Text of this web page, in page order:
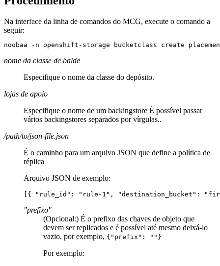
Na interface da linha de comandos do MCG, execute o comando a
seguir:
noobaa -n openshift-storage bucketclass create
nome da classe de balde
Especifique o nome da classe do depósito.
lojas de apoio
Especifique o nome de um backingstore É possível passar
vários backingstores separados por vírgulas..
/path/to/json-file.json
É o caminho para um arquivo JSON que define a política de
réplica
Arquivo JSON de exemplo:
[{ "rule_id": "rule-1", "destination_bucket":
"prefixo"
(Opcional:) É o prefixo das chaves de objeto que
devem ser replicados e é possível até mesmo deixá-lo
vazio, por exemplo, {"prefix": ""}
Por exemplo: